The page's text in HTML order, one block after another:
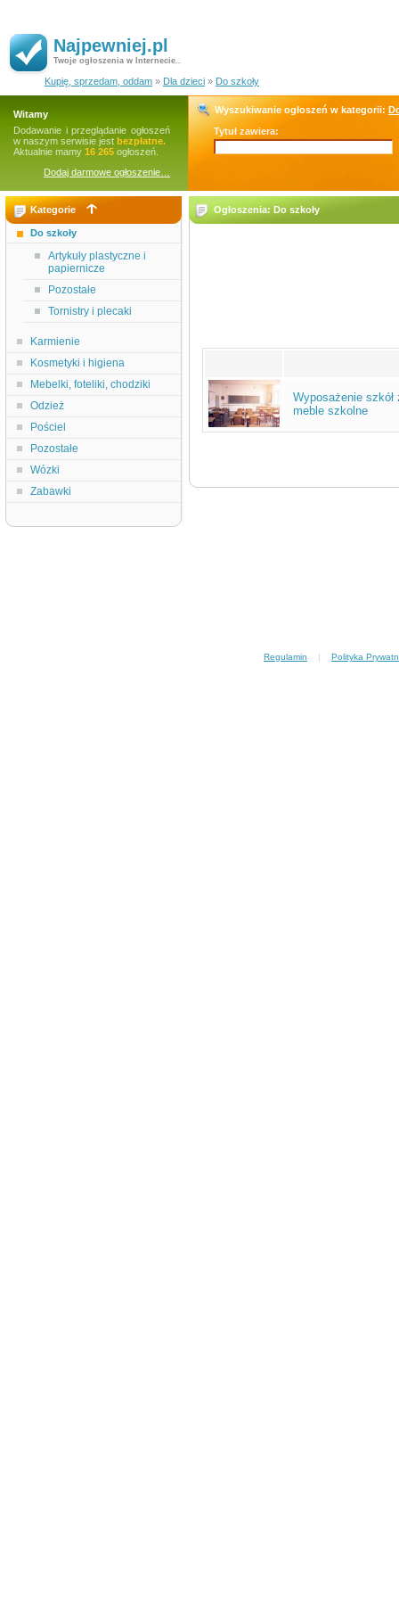
Najpewniej.pl
Twoje ogłoszenia w Internecie..
Kupię, sprzedam, oddam » Dla dzieci » Do szkoły
Witamy
Dodawanie i przeglądanie ogłoszeń
w naszym serwisie jest bezpłatne.
Aktualnie mamy 16 265 ogłoszeń.
Dodaj darmowe ogłoszenie…
Wyszukiwanie ogłoszeń w kategorii:
Tytuł zawiera:
Kategorie
Do szkoły
Artykuły plastyczne i
papiernicze
Pozostałe
Tornistry i plecaki
Karmienie
Kosmetyki i higiena
Mebelki, foteliki, chodziki
Odzież
Pościel
Pozostałe
Wózki
Zabawki
Ogłoszenia: Do szkoły
Wyposażenie szkół
meble szkolne
Regulamin | Polityka